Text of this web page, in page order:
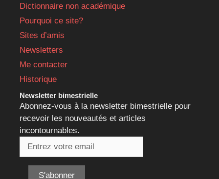
Dictionnaire non académique
Pourquoi ce site?
Sites d’amis
Newsletters
Me contacter
Historique
Newsletter bimestrielle
Abonnez-vous à la newsletter bimestrielle pour
recevoir les nouveautés et articles
incontournables.